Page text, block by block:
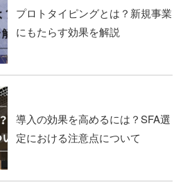
プロトタイピングとは？新規事業
にもたらす効果を解説
導入の効果を高めるには？SFA選
定における注意点について